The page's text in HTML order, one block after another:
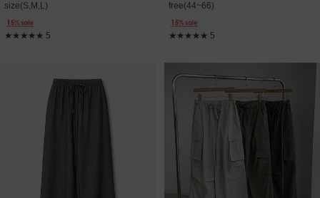
size(S,M,L)
★★★★★ 5
free(44~66)
★★★★★ 5